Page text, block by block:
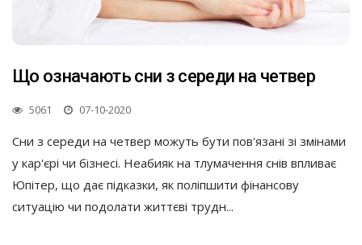
Що означають сни з середи на четвер
5061 07-10-2020
Сни з середи на четвер можуть бути пов'язані зі змінами
у кар'єрі чи бізнесі. Неабияк на тлумачення снів впливає
Юпітер, що дає підказки, як поліпшити фінансову
ситуацію чи подолати життєві трудн...